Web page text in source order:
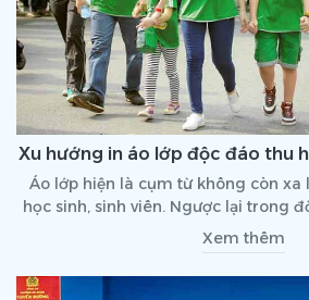
Xu hướng in áo lớp độc đáo thu
Áo lớp hiện là cụm từ không còn xa
học sinh, sinh viên. Ngược lại trong
việc khoác trên mình một chiếc áo
muốn. Và dĩ nhiên vì nhu cầu đó
kiểu dáng khác nhau. Tiêu biểu và
Xem thêm